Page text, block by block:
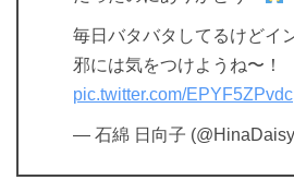
毎日バタバタしてるけどイ
邪には気をつけようね〜！
pic.twitter.com/EPYF5ZPvdc
— 石綿 日向子